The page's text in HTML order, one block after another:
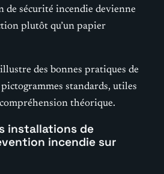
de sécurité incendie devienne
plutôt qu’un papier
des bonnes pratiques de
standards, utiles
théorique.
installations de
incendie sur